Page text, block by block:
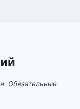
Обязательные